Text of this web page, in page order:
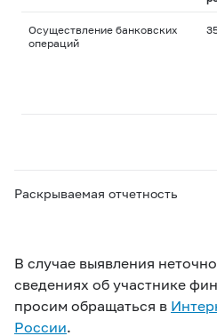
Осуществление банковских
операций
Раскрываемая отчетность
В случае выявления
сведениях об участнике
просим обращаться в
России.